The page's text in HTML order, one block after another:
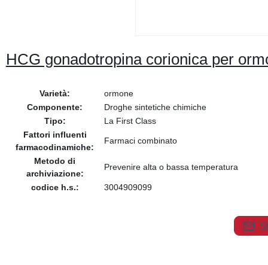
HCG gonadotropina corionica per
Varietà:
ormone
Componente:
Droghe sintetiche chimiche
Tipo:
La First Class
Fattori influenti
farmacodinamiche:
Farmaci combinato
Metodo di
archiviazione:
Prevenire alta o bassa temperatura
codice h.s.: 3004909099